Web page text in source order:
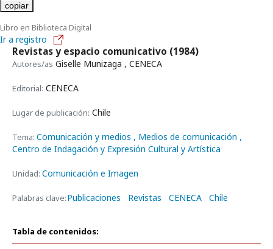
copiar
Libro en Biblioteca Digital
Ir a registro
Revistas y espacio comunicativo (1984)
Autores/as Giselle Munizaga , CENECA
Editorial: CENECA
Lugar de publicación: Chile
Tema: Comunicación y medios , Medios de comunicación ,
Centro de Indagación y Expresión Cultural y Artística
Unidad: Comunicación e Imagen
Palabras clave:Publicaciones Revistas CENECA Chile
Tabla de contenidos: